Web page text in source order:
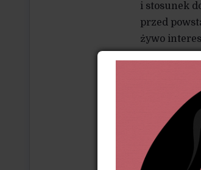
i stosunek
przed
żywo
Tam wraz
postulaty
W owym